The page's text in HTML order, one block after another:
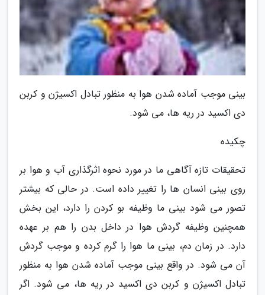
بینی موجب آماده شدن هوا به منظور تبادل اکسیژن و کربن
دی اکسید در ریه ها، می شود.
چکیده
تحقیقات تازه آگاهی ما در مورد نحوه اثرگذاری آب و هوا بر
روی بینی انسان ها را تغییر داده است. در حالی که بیشتر
تصور می شود بینی ما وظیفه بو کردن را دارد، این بخش
همچنین وظیفه گردش هوا در داخل بدن را هم بر عهده
دارد. در زمان دم، بینی ما هوا را گرم کرده و موجب گردش
آن می شود. در واقع بینی موجب آماده شدن هوا به منظور
تبادل اکسیژن و کربن دی اکسید در ریه ها، می شود. اگر